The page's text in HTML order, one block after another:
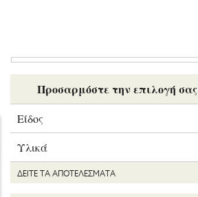
Προσαρμόστε την επιλογή σας
Είδος
Υλικά
ΔΕΙΤΕ ΤΑ ΑΠΟΤΕΛΕΣΜΑΤΑ